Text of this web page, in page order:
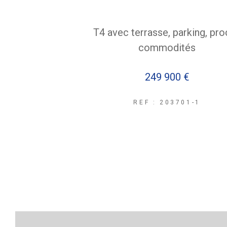
T4 avec terrasse, parking,
commodités
249 900 €
REF : 203701-1